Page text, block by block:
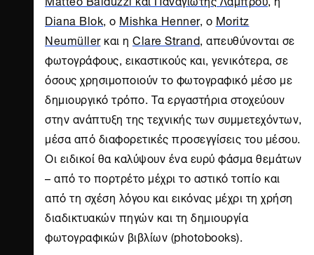
Diana Blok, ο Mishka Henner, ο Moritz
Neumüllerκαι η Clare Strand, απευθύνονται σε
φωτογράφους, εικαστικούς και, γενικότερα, σε
όσους χρησιμοποιούν το φωτογραφικό μέσο με
δημιουργικό τρόπο. Τα εργαστήρια στοχεύουν
στην ανάπτυξη της τεχνικής των συμμετεχόντων,
μέσα από διαφορετικές προσεγγίσεις του μέσου.
Οι ειδικοί θα καλύψουν ένα ευρύ φάσμα θεμάτων
– από το πορτρέτο μέχρι το αστικό τοπίο και
από τη σχέση λόγου και εικόνας μέχρι τη χρήση
διαδικτυακών πηγών και τη δημιουργία
φωτογραφικών βιβλίων (photobooks).